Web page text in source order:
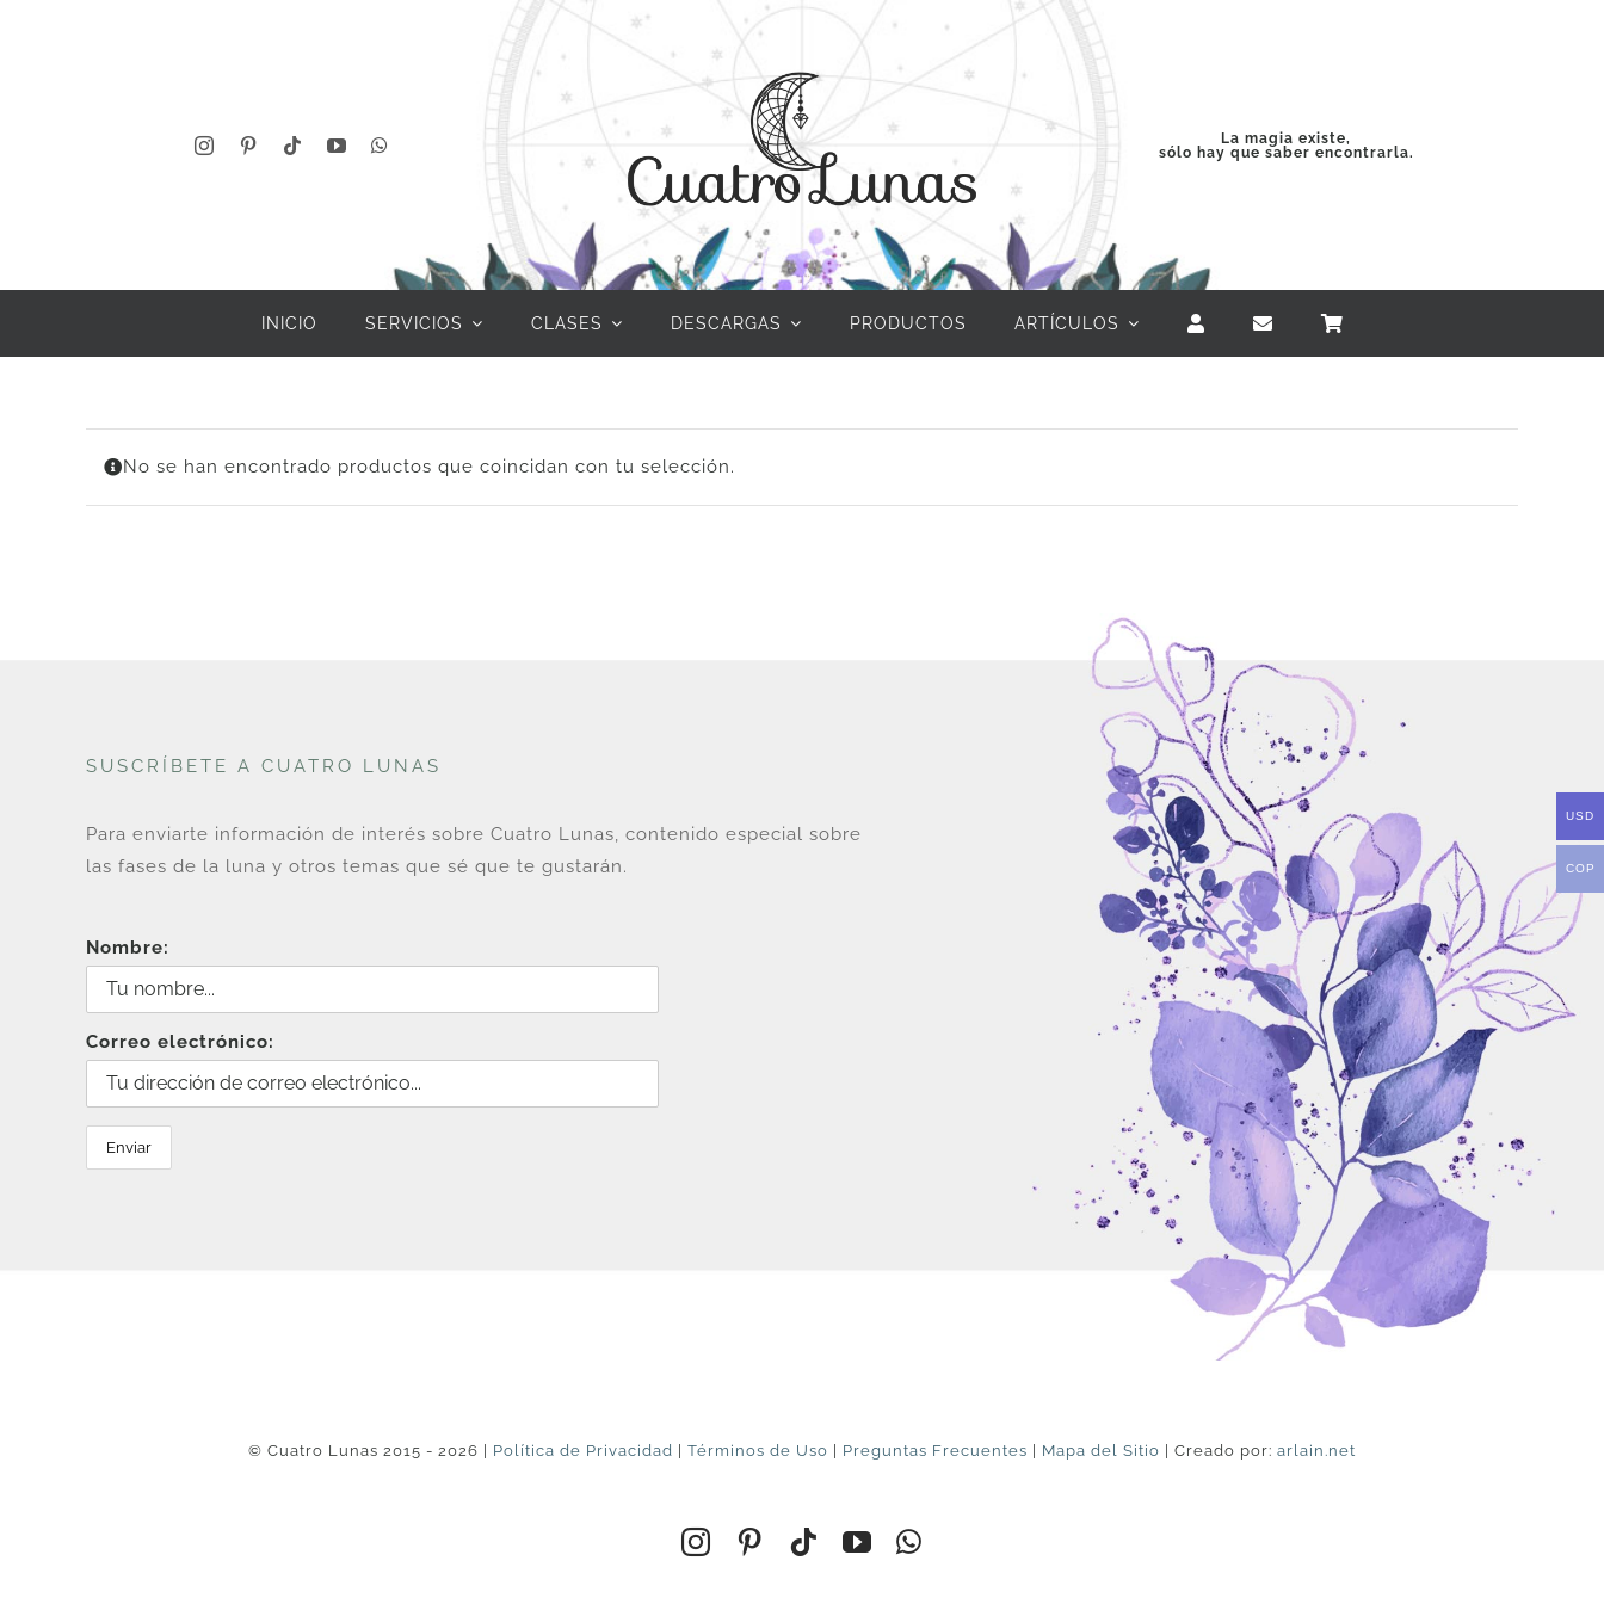
La magia existe,
sólo hay que saber encontrarla.
INICIO SERVICIOS CLASES DESCARGAS PRODUCTOS ARTÍCULOS
No se han encontrado productos que coincidan con tu selección.
SUSCRÍBETE A CUATRO LUNAS
Para enviarte información de interés sobre Cuatro Lunas, contenido especial sobre
las fases de la luna y otros temas que sé que te gustarán.
Nombre:
Correo electrónico:
© Cuatro Lunas 2015 - 2026 | Política de Privacidad Términos de Uso Preguntas Frecuentes Mapa del Sitio | Creado por: arlain.net
USD
COP